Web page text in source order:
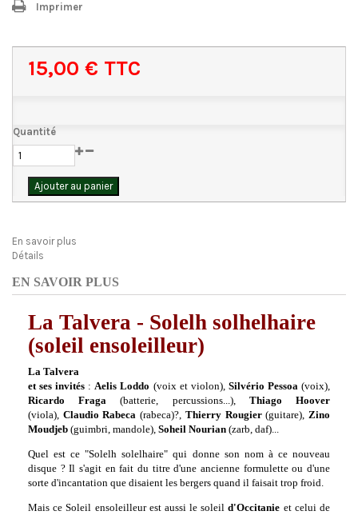
Imprimer
15,00 € TTC
Quantité
Ajouter au panier
En savoir plus
Détails
EN SAVOIR PLUS
La Talvera - Solelh solhelhaire
(soleil ensoleilleur)
La Talvera
et ses invités :Aelis Loddo (voix et violon), Silvério Pessoa(voix),
Ricardo Fraga (batterie, percussions...), Thiago Hoover
(viola), Claudio Rabeca (rabeca)?, Thierry Rougier(guitare),Zino
Moudjeb (guimbri, mandole), Soheil Nourian (zarb, daf)...
Quel est ce "Solelh solelhaire" qui donne son nom à ce nouveau
disque ? Il s'agit en fait du titre d'une ancienne formulette ou d'une
sorte d'incantation que disaient les bergers quand il faisait trop froid.
Mais ce Soleil ensoleilleur est aussi le soleild'Occitanie et celui de